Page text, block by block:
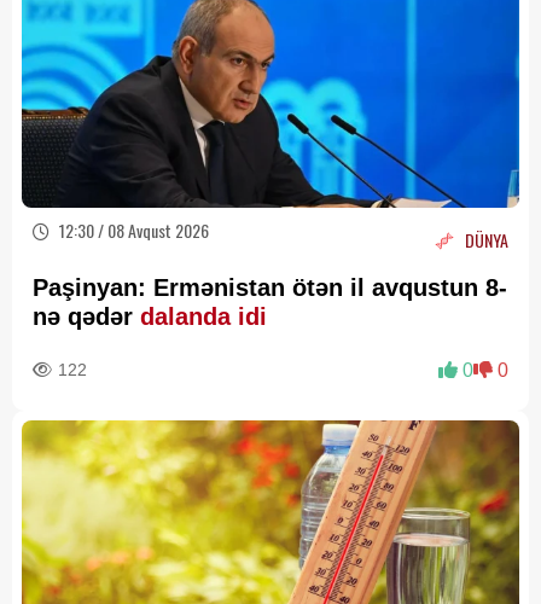
12:30 / 08 Avqust 2026 DÜNYA
Paşinyan: Ermənistan ötən il avqustun 8-
nə qədər dalanda idi
122 0 0